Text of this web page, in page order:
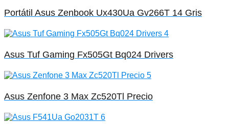
Portátil Asus Zenbook Ux430Ua Gv266T 14 Gris
Asus Tuf Gaming Fx505Gt Bq024 Drivers
Asus Zenfone 3 Max Zc520Tl Precio